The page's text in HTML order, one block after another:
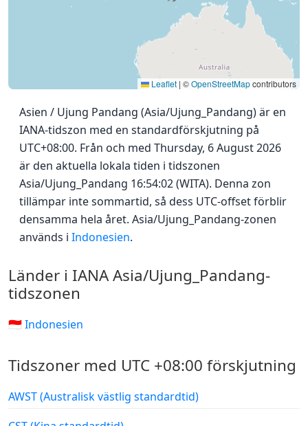
Leaflet | ©OpenStreetMapcontributors
Asien / Ujung Pandang (Asia/Ujung_Pandang) är en
IANA-tidszon med en standardförskjutning på
UTC+08:00. Från och med Thursday, 6 August 2026
är den aktuella lokala tiden i tidszonen
Asia/Ujung_Pandang 16:54:02 (WITA). Denna zon
tillämpar inte sommartid, så dess UTC-offset förblir
densamma hela året. Asia/Ujung_Pandang-zonen
används i Indonesien.
Länder i IANA Asia/Ujung_Pandang-
tidszonen
🇮🇩 Indonesien
Tidszoner med UTC +08:00 förskjutning
AWST (Australisk västlig standardtid)